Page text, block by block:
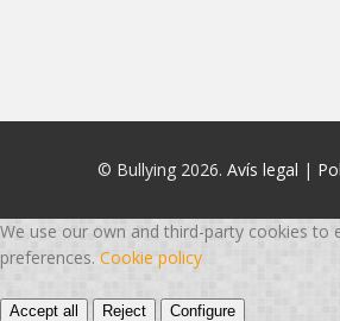
© Bullying 2026. Avís legal |
We use our own and third-party cookies to
preferences. Cookie policy
Accept all Reject Configure